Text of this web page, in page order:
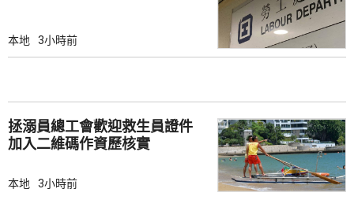
本地 3小時前
拯溺員總工會歡迎救生員證件
加入二維碼作資歷核實
本地 3小時前